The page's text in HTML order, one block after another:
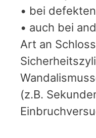
• bei
• auch bei
Art an
(z.B.